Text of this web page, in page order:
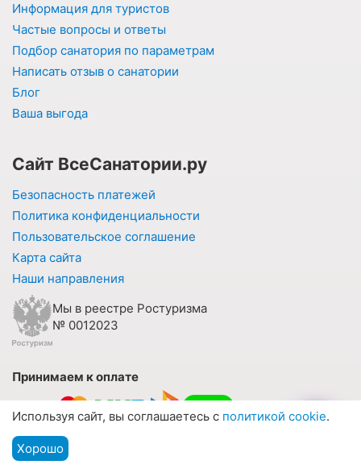
Информация для туристов
Частые вопросы и ответы
Подбор санатория по параметрам
Написать отзыв о санатории
Блог
Ваша выгода
Сайт ВсеСанатории.ру
Безопасность платежей
Политика конфиденциальности
Пользовательское соглашение
Карта сайта
Наши направления
Мы в реестре Ростуризма
№ 0012023
Принимаем к оплате
Меню
Используя сайт, вы соглашаетесь с политикой cookie.
Хорошо